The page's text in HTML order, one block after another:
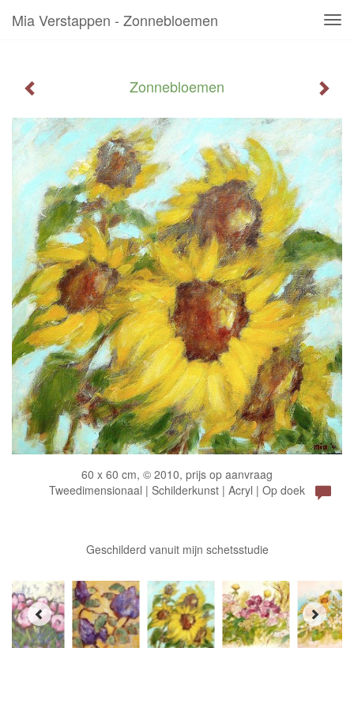
Mia Verstappen - Zonnebloemen
Zonnebloemen
60 x 60 cm, © 2010, prijs op aanvraag
Tweedimensionaal | Schilderkunst | Acryl | Op doek
Geschilderd vanuit mijn schetsstudie